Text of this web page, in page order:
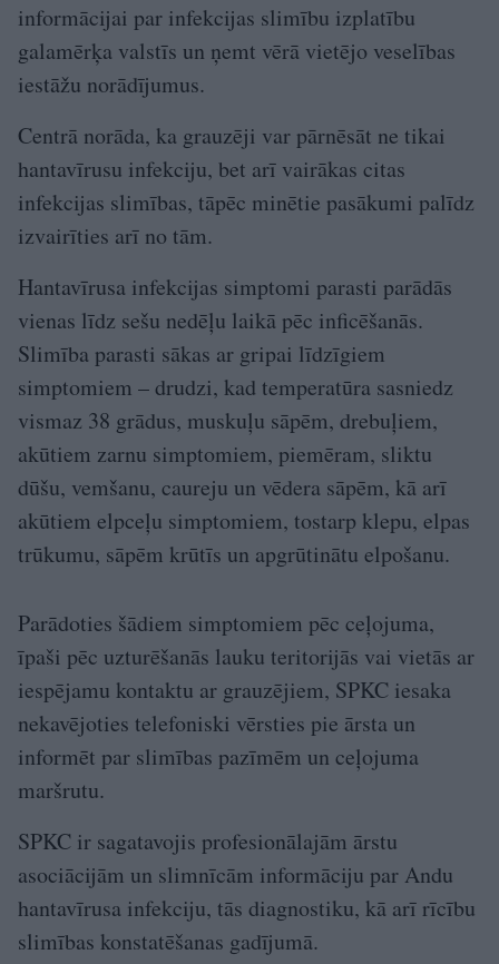
informācijai par infekcijas slimību izplatību
galamērķa valstīs un ņemt vērā vietējo veselības
iestāžu norādījumus.
Centrā norāda, ka grauzēji var pārnēsāt ne tikai
hantavīrusu infekciju, bet arī vairākas citas
infekcijas slimības, tāpēc minētie pasākumi palīdz
izvairīties arī no tām.
Hantavīrusa infekcijas simptomi parasti parādās
vienas līdz sešu nedēļu laikā pēc inficēšanās.
Slimība parasti sākas ar gripai līdzīgiem
simptomiem – drudzi, kad temperatūra sasniedz
vismaz 38 grādus, muskuļu sāpēm, drebuļiem,
akūtiem zarnu simptomiem, piemēram, sliktu
dūšu, vemšanu, caureju un vēdera sāpēm, kā arī
akūtiem elpceļu simptomiem, tostarp klepu, elpas
trūkumu, sāpēm krūtīs un apgrūtinātu elpošanu.
Parādoties šādiem simptomiem pēc ceļojuma,
īpaši pēc uzturēšanās lauku teritorijās vai vietās ar
iespējamu kontaktu ar grauzējiem, SPKC iesaka
nekavējoties telefoniski vērsties pie ārsta un
informēt par slimības pazīmēm un ceļojuma
maršrutu.
SPKC ir sagatavojis profesionālajām ārstu
asociācijām un slimnīcām informāciju par Andu
hantavīrusa infekciju, tās diagnostiku, kā arī rīcību
slimības konstatēšanas gadījumā.